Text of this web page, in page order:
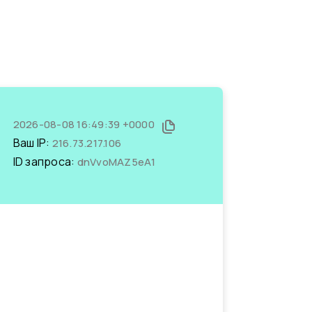
2026-08-08 16:49:39 +0000
Ваш IP: 216.73.217.106
ID запроса: dnVvoMAZ5eA1